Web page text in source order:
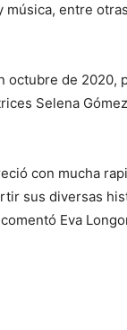
entre
octubre de
Selena
con mucha
sus diversas
Eva